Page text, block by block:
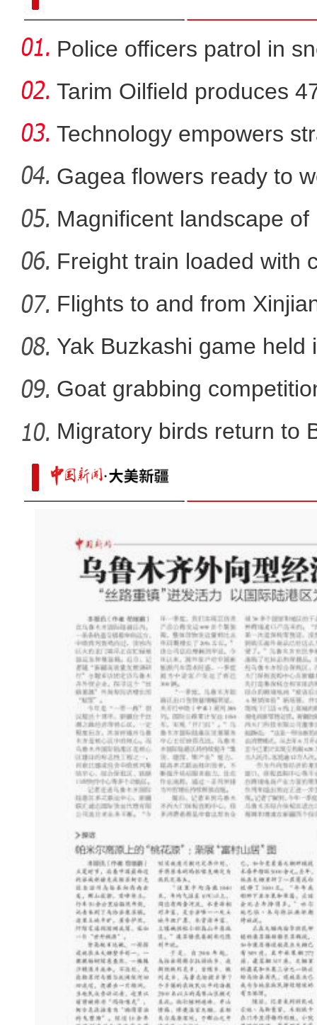
实拍新疆兵团最年
探班电影《大改水》慕士
Police officers patrol in
Tarim Oilfield produces
Technology empowers
Xi
Gagea flowers ready to
Nal
Magnificent landscape
La
Freight train loaded with
Flights to and from
Yak Buzkashi game held
Goat grabbing
Migratory birds return to